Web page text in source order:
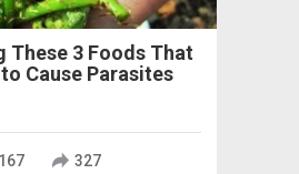
These 3 Foods That
Cause Parasites
167 327